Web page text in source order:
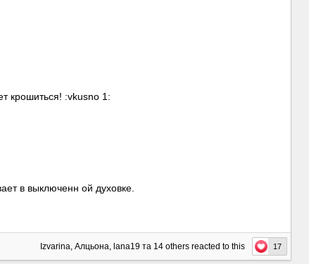
крошиться! :vkusno 1:
в выключенн ой духовке.
17
Izvarina, Алцьона, lana19 та 14 others reacted to this